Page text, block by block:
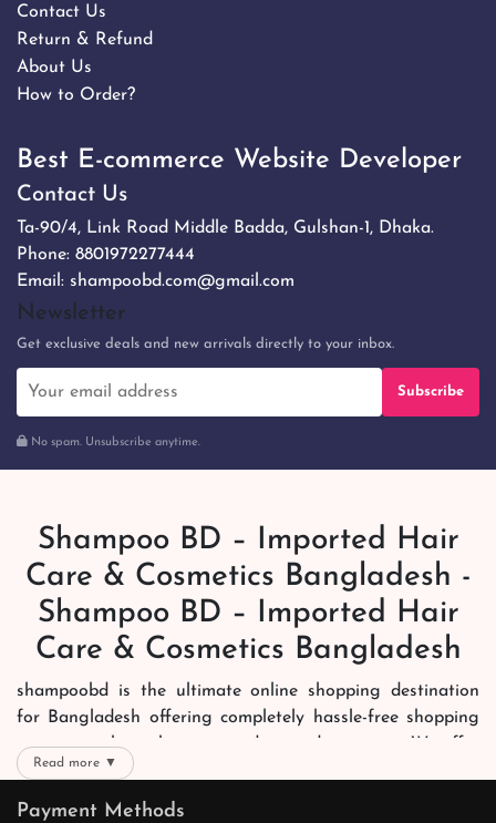
Contact Us
Return & Refund
About Us
How to Order?
Best E-commerce Website Developer
Contact Us
Ta-90/4, Link Road Middle Badda, Gulshan-1, Dhaka.
Phone: 8801972277444
Email: shampoobd.com@gmail.com
Newsletter
Get exclusive deals and new arrivals directly to your inbox.
Subscribe
No spam. Unsubscribe anytime.
Shampoo BD – Imported Hair
Care & Cosmetics Bangladesh -
Shampoo BD – Imported Hair
Care & Cosmetics Bangladesh
shampoobd is the ultimate online shopping destination
for Bangladesh offering completely hassle-free shopping
experience through secure and trusted gateways. We offer
you trendy and reliable shopping with all your preferred
brands and more. Now shopping is easier, quicker and
Read more ▼
Payment Methods